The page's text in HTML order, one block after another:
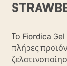
Το Fiordica
πλήρες προϊόν